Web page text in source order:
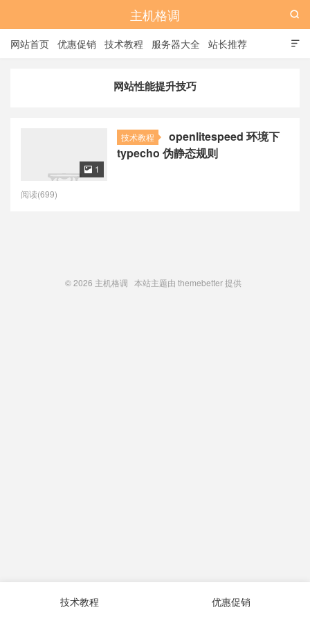
主机格调

网站首页 优惠促销 技术教程 服务器大全 站长推荐

网站性能提升技巧
技术教程
openlitespeed 环境下
typecho 伪静态规则
 1
阅读(699)
© 2026 主机格调 本站主题由 themebetter提供
技术教程 优惠促销